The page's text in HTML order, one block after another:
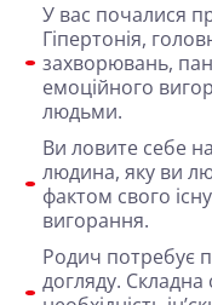
У вас почалися
Гіпертонія,
захворювань,
емоційного
людьми.
Ви ловите себе
людина, яку ви
фактом свого
вигорання.
Родич потребує
догляду. Складна